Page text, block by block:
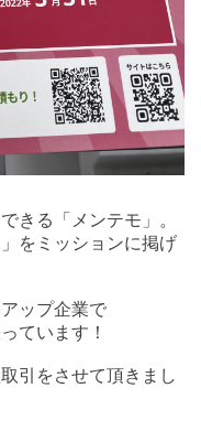
きる「メンテモ」。
をミッションに掲げ
ップ企業で
ています！
引をさせて頂きまし